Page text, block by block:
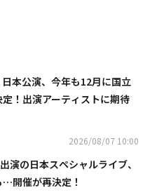
日本公演、今年も12月に国立
！出演アーティストに期待
2026/08/07 10:00
演の日本スペシャルライブ、
開催が再決定！